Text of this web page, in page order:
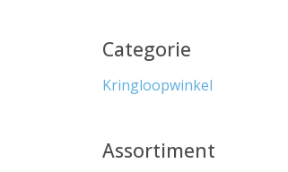
Categorie
Kringloopwinkel
Assortiment